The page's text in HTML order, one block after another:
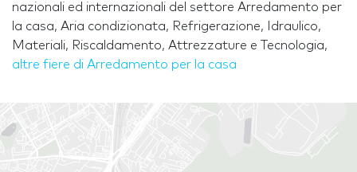
nazionali ed internazionali del settore Arredamento per
la casa, Aria condizionata, Refrigerazione, Idraulico,
Materiali, Riscaldamento, Attrezzature e Tecnologia,
altre fiere di Arredamento per la casa